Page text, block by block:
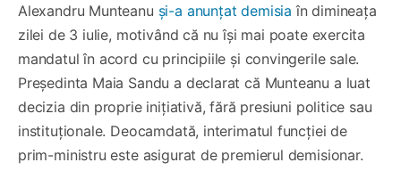
Alexandru Munteanu și-a anunțat demisia în dimineața
zilei de 3 iulie, motivând că nu își mai poate exercita
mandatul în acord cu principiile și convingerile sale.
Președinta Maia Sandu a declarat că Munteanu a luat
decizia din proprie inițiativă, fără presiuni politice sau
instituționale. Deocamdată, interimatul funcției de
prim-ministru este asigurat de premierul demisionar.